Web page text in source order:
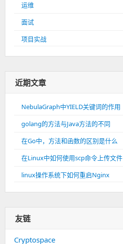
运维
面试
项目实战
近期文章
NebulaGraph中YIELD关键词的作用
golang的方法与Java方法的不同
在Go中，方法和函数的区别是什么
在Linux中如何使用scp命令上传文件
linux操作系统下如何重启Nginx
友链
Cryptospace